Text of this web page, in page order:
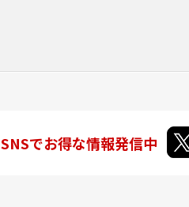
SNSでお得な情報発信中